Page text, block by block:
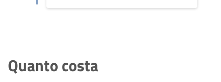
Quanto costa